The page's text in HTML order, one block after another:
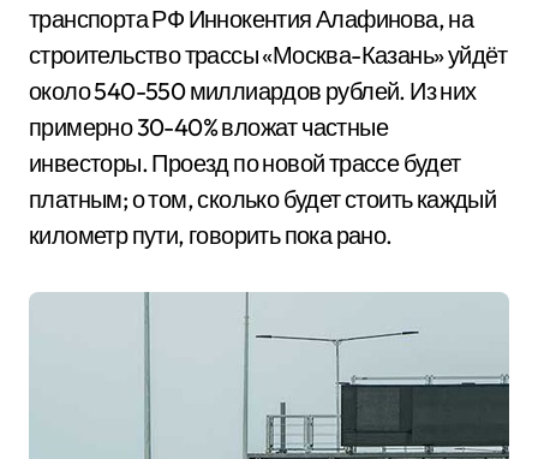
транспорта РФ Иннокентия Алафинова, на
строительство трассы «Москва-Казань» уйдёт
около 540-550 миллиардов рублей. Из них
примерно 30-40% вложат частные
инвесторы. Проезд по новой трассе будет
платным; о том, сколько будет стоить каждый
километр пути, говорить пока рано.